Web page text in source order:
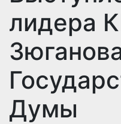
лидера
Думы